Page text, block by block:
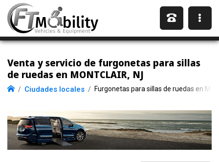
Venta y servicio de furgonetas para sillas
de ruedas en MONTCLAIR, NJ
Ciudades locales Furgonetas para sillas de ruedas en